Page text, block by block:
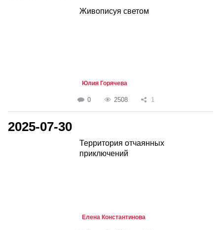
Живописуя светом
Юлия Горячева
0 2508 1
2025-07-30
Территория отчаянных
приключений
Елена Константинова